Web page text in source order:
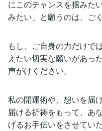
にこのチャンスを掴みた
みたい」と願うのは、ご
もし、ご自身の力だけで
えたい切実な願いがあっ
声がけください。
私の開運術や、想いを届
届ける祈祷をもって、あ
げるお手伝いをさせてい